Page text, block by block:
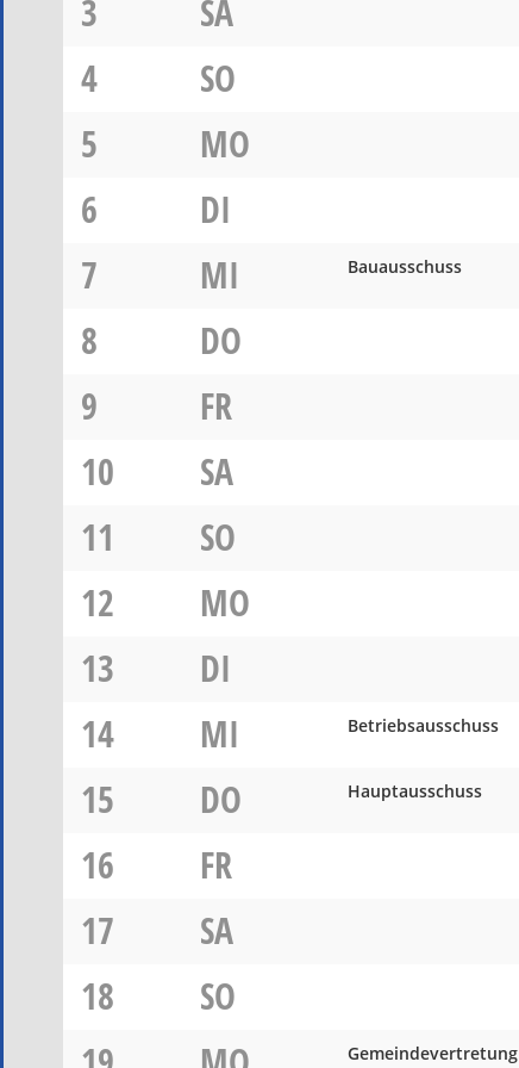
3
SA
4
SO
5
MO
6
DI
7
MI Bauausschuss
8
DO
9
FR
10
SA
11
SO
12
MO
13
DI
14
MI Betriebsausschuss
15 DO Hauptausschuss
16
FR
17
SA
18
SO
Gemeindevertretung